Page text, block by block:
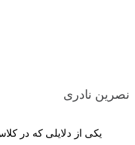
نصرین نادری
یکی از دلایلی که در